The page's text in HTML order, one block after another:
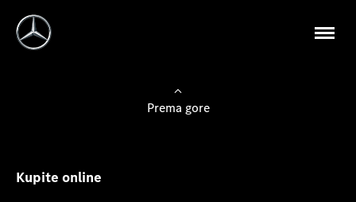
Prema gore
Kupite online